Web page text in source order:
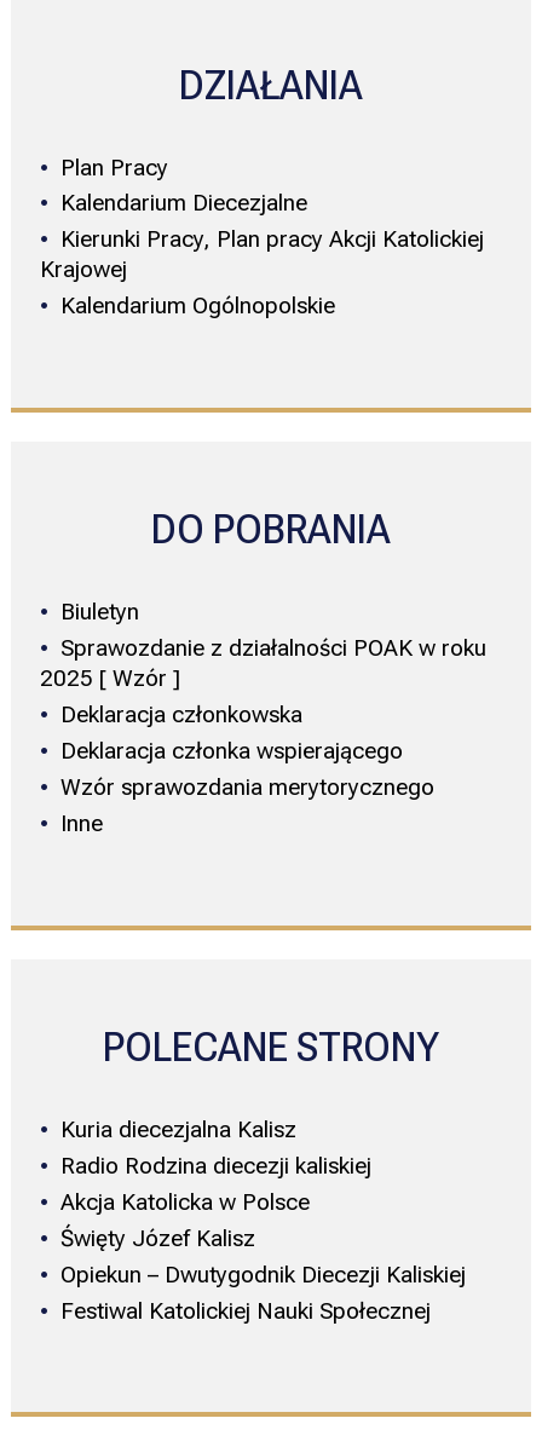
DZIAŁANIA
Plan Pracy
Kalendarium Diecezjalne
Kierunki Pracy, Plan pracy Akcji Katolickiej
Krajowej
Kalendarium Ogólnopolskie
DO POBRANIA
Biuletyn
Sprawozdanie z działalności POAK w roku
2025 [ Wzór ]
Deklaracja członkowska
Deklaracja członka wspierającego
Wzór sprawozdania merytorycznego
Inne
POLECANE STRONY
Kuria diecezjalna Kalisz
Radio Rodzina diecezji kaliskiej
Akcja Katolicka w Polsce
Święty Józef Kalisz
Opiekun – Dwutygodnik Diecezji Kaliskiej
Festiwal Katolickiej Nauki Społecznej